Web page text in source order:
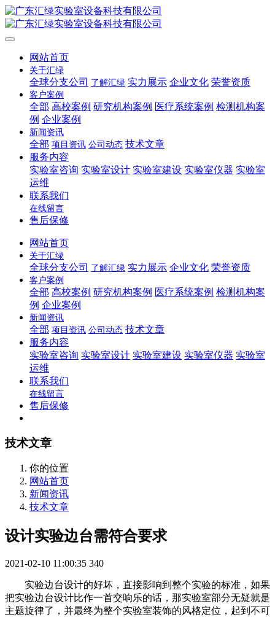
网站首页
关于汇绿
全球分支公司 了解汇绿 实力展示 企业文化 荣誉资质
客户案例
全部 高校案例 研究机构案例 医疗系统案例 检测机构案
例 企业案例
新闻资讯
全部 项目资讯 公司动态 技术文章
服务内容
实验室咨询 实验室设计 实验室建设 实验室仪器 实验室
运维
联系我们
在线留言
售后保修
网站首页
关于汇绿
全球分支公司 了解汇绿 实力展示 企业文化 荣誉资质
客户案例
全部 高校案例 研究机构案例 医疗系统案例 检测机构案
例 企业案例
新闻资讯
全部 项目资讯 公司动态 技术文章
服务内容
实验室咨询 实验室设计 实验室建设 实验室仪器 实验室
运维
联系我们
在线留言
售后保修
技术文章
你的位置
网站首页
新闻资讯
技术文章
设计实验边台需符合要求
2021-02-10 11:00:35 340
实验边台设计的好坏，直接影响到整个实验的标准，如果
把实验边台设计比作一首交响乐的话，那实验室部分无疑就是
主题旋律了，并最终为整个实验室装饰的风格定位，起到不可